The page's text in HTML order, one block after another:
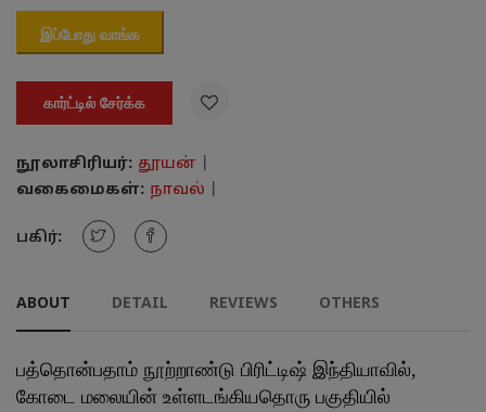
இப்போது வாங்க
கார்ட்டில் சேர்க்க 
நூலாசிரியர்: தூயன்
வகைமைகள்: நாவல்
பகிர்:
ABOUT DETAIL REVIEWS OTHERS
பத்தொன்பதாம் நூற்றாண்டு பிரிட்டிஷ் இந்தியாவில்,
கோடை மலையின் உள்ளடங்கியதொரு பகுதியில்